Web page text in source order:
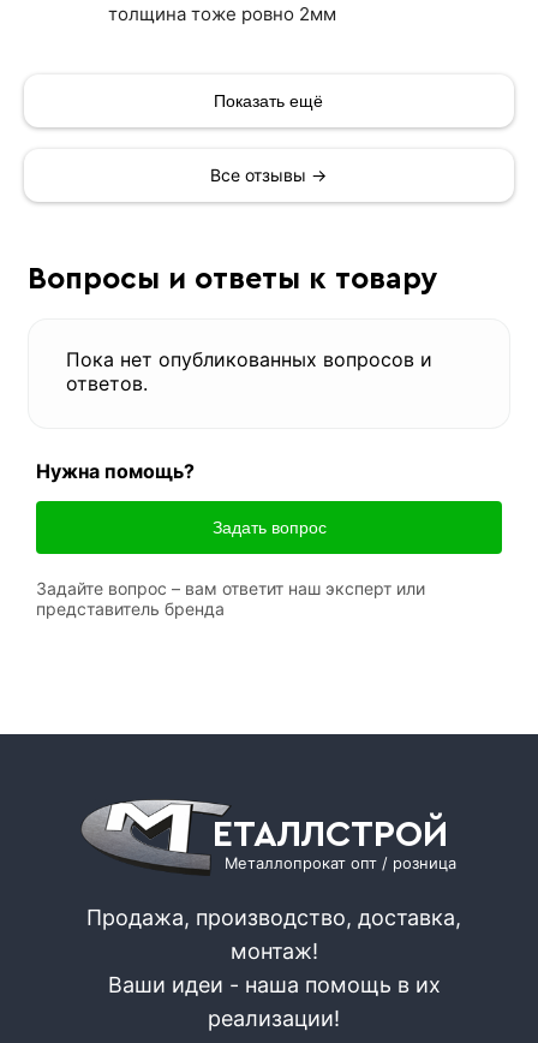
толщина тоже ровно 2мм
Показать ещё
Все отзывы →
Вопросы и ответы к товару
Пока нет опубликованных вопросов и
ответов.
Нужна помощь?
Задать вопрос
Задайте вопрос – вам ответит наш эксперт или
представитель бренда
ЕТАЛЛСТРОЙ
Металлопрокат опт / розница
Продажа, производство, доставка,
монтаж!
Ваши идеи - наша помощь в их
реализации!